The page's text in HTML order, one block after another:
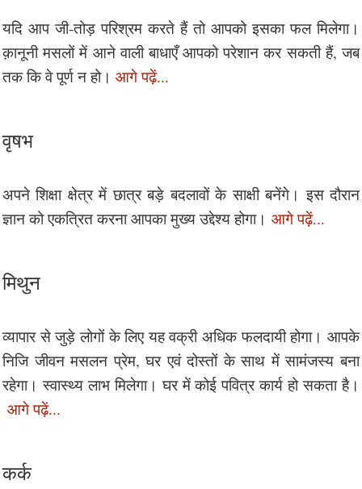
यदि आप जी-तोड़ परिश्रम करते हैं तो आपको इसका फल मिलेगा।
क़ानूनी मसलों में आने वाली बाधाएँ आपको परेशान कर सकती हैं, जब
तक कि वे पूर्ण न हो। आगे पढ़ें...
वृषभ
अपने शिक्षा क्षेत्र में छात्र बड़े बदलावों के साक्षी बनेंगे। इस दौरान
ज्ञान को एकत्रित करना आपका मुख्य उद्देश्य होगा। आगे पढ़ें...
मिथुन
व्यापार से जुड़े लोगों के लिए यह वक्री अधिक फलदायी होगा। आपके
निजि जीवन मसलन प्रेम, घर एवं दोस्तों के साथ में सामंजस्य बना
रहेगा। स्वास्थ्य लाभ मिलेगा। घर में कोई पवित्र कार्य हो सकता है।
आगे पढ़ें...
कर्क